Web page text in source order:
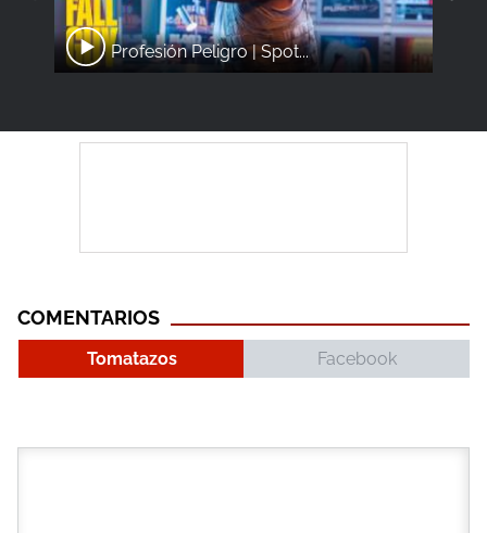
Profesión Peligro | Spot...
COMENTARIOS
Tomatazos Facebook